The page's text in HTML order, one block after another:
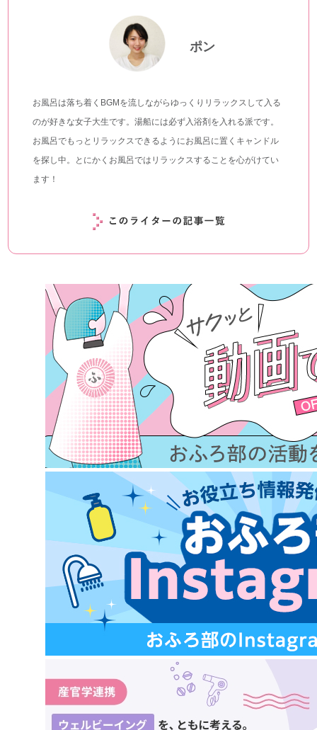
ポン
お風呂は落ち着くBGMを流しながらゆっくりリラックスして入る
のが好きな女子大生です。湯船には必ず入浴剤を入れる派です。
お風呂でもっとリラックスできるようにお風呂に置くキャンドル
を探し中。とにかくお風呂ではリラックスすることを心がけてい
ます！